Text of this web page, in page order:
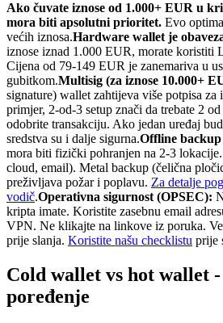
Ako čuvate iznose od 1.000+ EUR u
mora biti apsolutni prioritet. Evo
većih iznosa.Hardware wallet je
iznose iznad 1.000 EUR, morate koristiti
Cijena od 79-149 EUR je zanemariva u
gubitkom.Multisig (za iznose 10.000+
signature) wallet zahtijeva više potpisa za
primjer, 2-od-3 setup znači da trebate 2
odobrite transakciju. Ako jedan uređaj
sredstva su i dalje sigurna.Offline
mora biti fizički pohranjen na 2-3
cloud, email). Metal backup (čelična
preživljava požar i poplavu. Za detalje
vodič.Operativna sigurnost (OPSEC):
kripta imate. Koristite zasebnu email
VPN. Ne klikajte na linkove iz poruka.
prije slanja. Koristite našu checklistu prije
Cold wallet vs hot wallet
poređenje